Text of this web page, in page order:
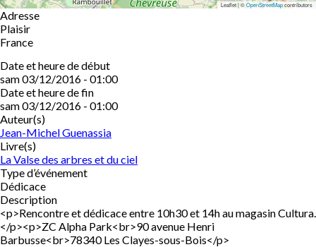
Leaflet | ©OpenStreetMapcontributors
Adresse
Plaisir
France
Date et heure de début
sam 03/12/2016 - 01:00
Date et heure de fin
sam 03/12/2016 - 01:00
Auteur(s)
Jean-Michel Guenassia
Livre(s)
La Valse des arbres et du ciel
Type d’événement
Dédicace
Description
<p>Rencontre et dédicace entre 10h30 et 14h au magasin Cultura.
</p><p>ZC Alpha Park<br>90 avenue Henri
Barbusse<br>78340 Les Clayes-sous-Bois</p>